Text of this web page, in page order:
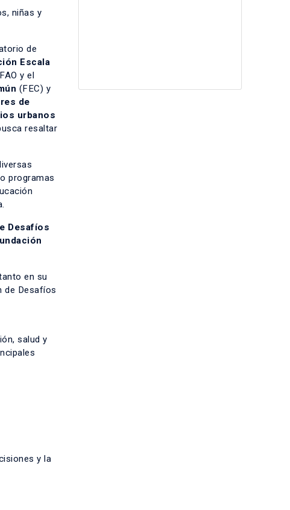
niñas y
de
Escala
y el
(FEC) y
de
urbanos
resaltar
programas
Desafíos
en su
de Desafíos
salud y
y la